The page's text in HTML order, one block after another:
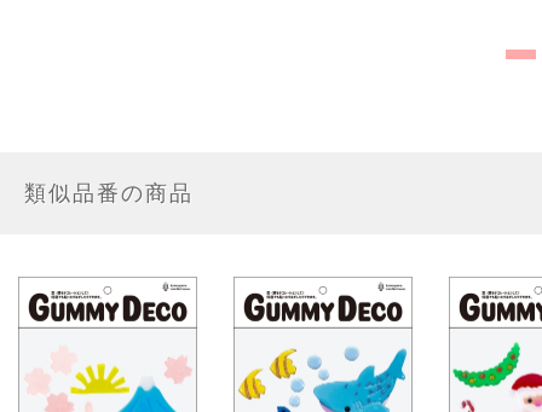
類似品番の商品